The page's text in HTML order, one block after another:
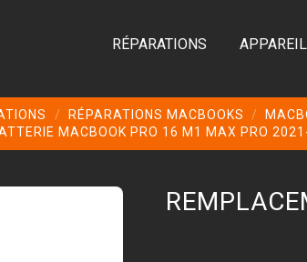
RÉPARATIONS
RÉPARATIONS MACBOOKS
MACBOOK PRO 16 M1 MAX PRO